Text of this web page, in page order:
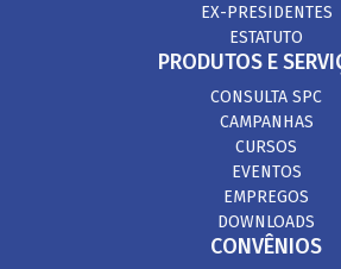
EX-PRESIDENTES
ESTATUTO
PRODUTOS E
CONSULTA SPC
CAMPANHAS
CURSOS
EVENTOS
EMPREGOS
DOWNLOADS
CONVÊNIOS